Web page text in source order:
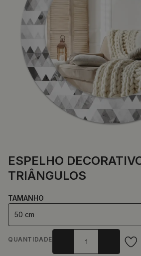
ESPELHO
TRIÂNGULOS
TAMANHO
50 cm
QUANTIDADE